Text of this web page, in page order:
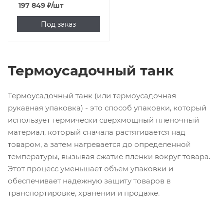
197 849 ₽/шт
Под заказ
Термоусадочный танк
Термоусадочный танк (или термоусадочная
рукавная упаковка) - это способ упаковки, который
использует термически сверхмощный пленочный
материал, который сначала растягивается над
товаром, а затем нагревается до определенной
температуры, вызывая сжатие пленки вокруг товара.
Этот процесс уменьшает объем упаковки и
обеспечивает надежную защиту товаров в
транспортировке, хранении и продаже.